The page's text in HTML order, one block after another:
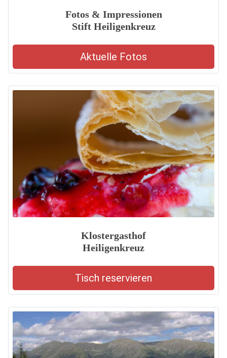
Fotos & Impressionen
Stift Heiligenkreuz
Aktuelle Fotos
Klostergasthof
Heiligenkreuz
Tisch reservieren